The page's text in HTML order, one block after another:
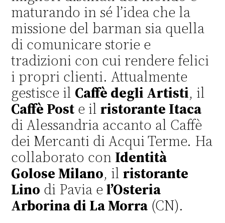
maturando in sé l’idea che la
missione del barman sia quella
di comunicare storie e
tradizioni con cui rendere felici
i propri clienti. Attualmente
gestisce il Caffè degli Artisti, il
Caffè Post e ilristorante Itaca
di Alessandria accanto al Caffè
dei Mercanti di Acqui Terme. Ha
collaborato con Identità
Golose Milano, ilristorante
Lino di Pavia el’Osteria
Arborina di La Morra (CN).